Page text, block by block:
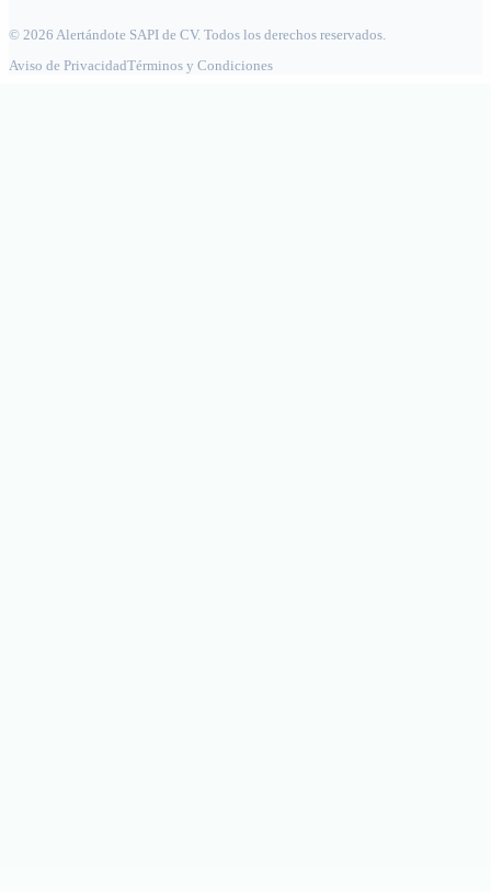
© 2026 Alertándote SAPI de CV. Todos los derechos reservados.
Aviso de PrivacidadTérminos y Condiciones